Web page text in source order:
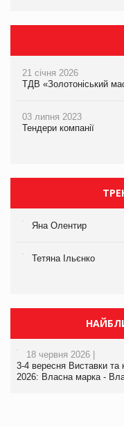
21 січня 2026
ТДВ «Золотоніський
03 липня 2023
Тендери компанії
Яна Олентир
Тетяна Ільєнко
18 червня 2026 |
3-4 вересня Виставки та
2026: Власна марка -